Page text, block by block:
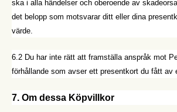
ska i alla händelser och oberoende av
det belopp som motsvarar ditt eller dina
värde.
6.2 Du har inte rätt att framställa anspråk mot
förhållande som avser ett presentkort du fått av
7. Om dessa Köpvillkor